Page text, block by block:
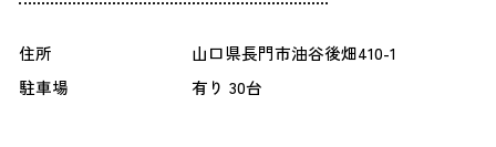
住所
山口県長門市油谷後畑410-1
駐車場
有り 30台